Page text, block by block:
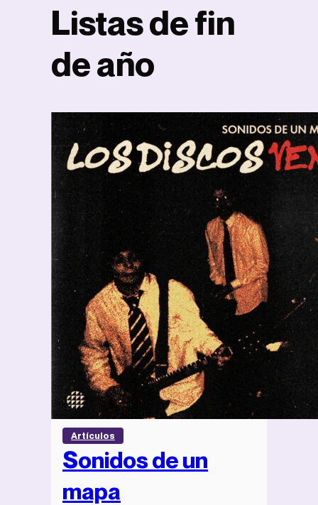
Listas de fin
de año
Artículos
Sonidos de un
mapa